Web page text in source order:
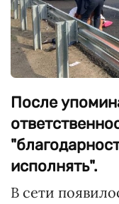
После
исполнять".
В сети